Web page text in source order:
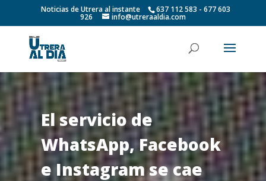
Noticias de Utrera al instante 637 112 583 - 677 603
926 info@utreraaldia.com
El servicio de
WhatsApp, Facebook
e Instagram se cae